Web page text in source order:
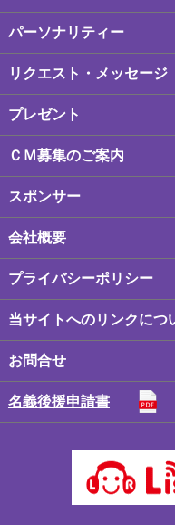
パーソナリティー
リクエスト・メッセージ
プレゼント
ＣＭ募集のご案内
スポンサー
会社概要
プライバシーポリシー
当サイトへのリンクにつ
お問合せ
名義後援申請書